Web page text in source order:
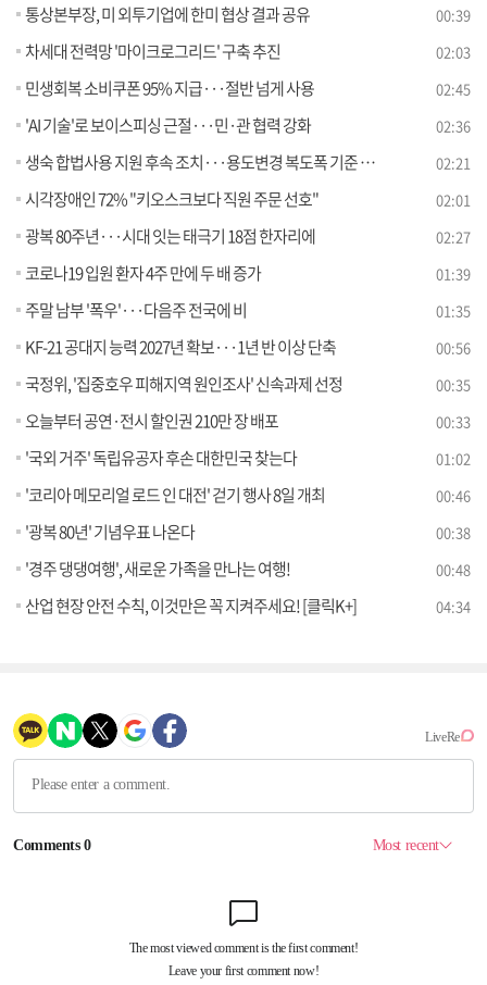
통상본부장, 미 외투기업에 한미 협상 결과 공유 00:39
차세대 전력망 '마이크로그리드' 구축 추진 02:03
민생회복 소비쿠폰 95% 지급···절반 넘게 사용 02:45
'AI 기술'로 보이스피싱 근절···민·관 협력 강화 02:36
생숙 합법사용 지원 후속 조치···용도변경 복도폭 기준 완화 02:21
시각장애인 72% "키오스크보다 직원 주문 선호" 02:01
광복 80주년···시대 잇는 태극기 18점 한자리에 02:27
코로나19 입원 환자 4주 만에 두 배 증가 01:39
주말 남부 '폭우'···다음주 전국에 비 01:35
KF-21 공대지 능력 2027년 확보···1년 반 이상 단축 00:56
국정위, '집중호우 피해지역 원인조사' 신속과제 선정 00:35
오늘부터 공연·전시 할인권 210만 장 배포 00:33
'국외 거주' 독립유공자 후손 대한민국 찾는다 01:02
'코리아 메모리얼 로드 인 대전' 걷기 행사 8일 개최 00:46
'광복 80년' 기념우표 나온다 00:38
'경주 댕댕여행', 새로운 가족을 만나는 여행! 00:48
산업 현장 안전 수칙, 이것만은 꼭 지켜주세요! [클릭K+] 04:34